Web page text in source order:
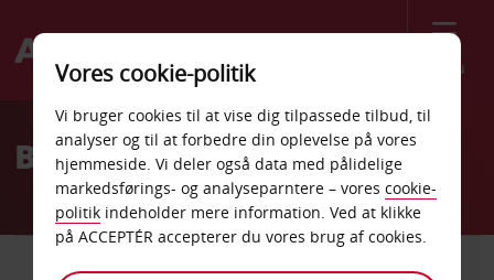
Menu
Welcome
AvisBilleje Massachusetts
Vores cookie-politik
Vi bruger cookies til at vise dig tilpassede tilbud, til
analyser og til at forbedre din oplevelse på vores
hjemmeside. Vi deler også data med pålidelige
markedsførings- og analyseparntere – vores cookie-
politik indeholder mere information. Ved at klikke
på ACCEPTÉR accepterer du vores brug af cookies.